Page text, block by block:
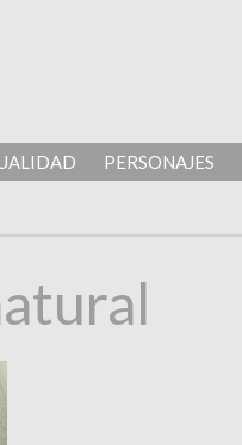
PERSONAJES